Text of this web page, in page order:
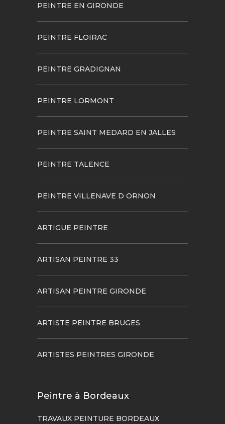
PEINTRE EN GIRONDE
PEINTRE FLOIRAC
PEINTRE GRADIGNAN
PEINTRE LORMONT
PEINTRE SAINT MEDARD EN JALLES
PEINTRE TALENCE
PEINTRE VILLENAVE D ORNON
ARTIGUE PEINTRE
ARTISAN PEINTRE 33
ARTISAN PEINTRE GIRONDE
ARTISTE PEINTRE BRUGES
ARTISTES PEINTRES GIRONDE
Peintre à Bordeaux
TRAVAUX PEINTURE BORDEAUX